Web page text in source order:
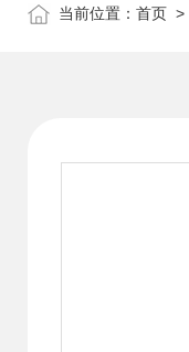
当前位置： 首页 >